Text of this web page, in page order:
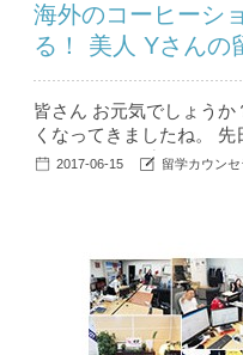
海外のコーヒーシ
る！ 美人 Yさんの
皆さん お元気でしょう
くなってきましたね。
ました。 関西出身のYさ
いカウンセリングでした
2017-06-15 留学カウン